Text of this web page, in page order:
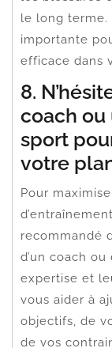
le long terme.
importante
efficace dans
8.
coach ou
sport
votre
Pour
recommandé
d’un coach
expertise et
vous aider à
objectifs, de
de vos